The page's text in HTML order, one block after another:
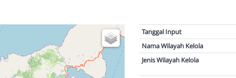
Tanggal Input
Nama Wilayah Kelola
Jenis Wilayah Kelola